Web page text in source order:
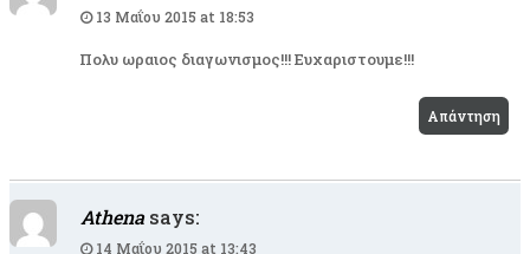
13 Μαΐου 2015 at 18:53
Πολυ ωραιος διαγωνισμος!!! Ευχαριστουμε!!!
Απάντηση
Athena says:
14 Μαΐου 2015 at 13:43